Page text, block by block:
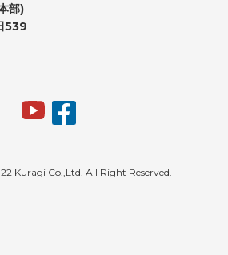
部)
539
Kuragi Co.,Ltd. All Right Reserved.